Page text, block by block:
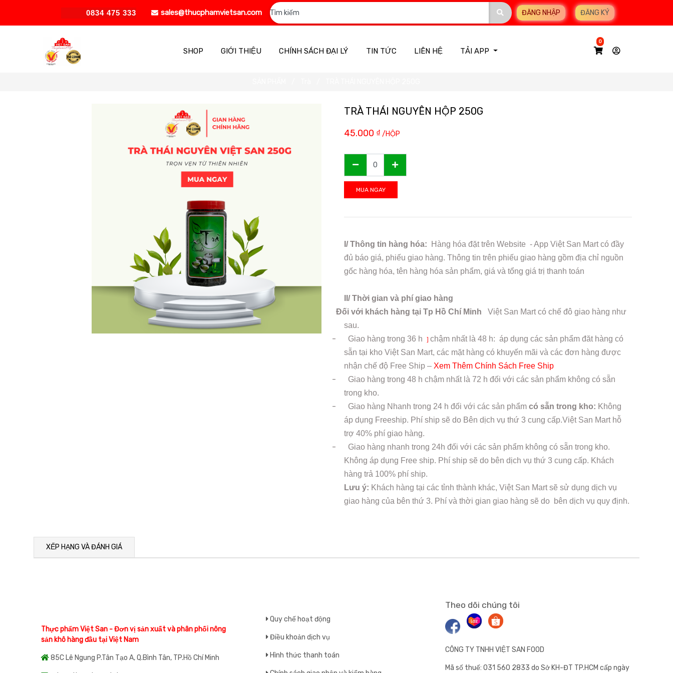
0834 475 333 sales@thucphamvietsan.com ĐĂNG NHẬP ĐĂNG KÝ
SHOP GIỚI THIỆU CHÍNH SÁCH ĐẠI LÝ TIN TỨC LIÊN HỆ TẢI APP
0
TRÀ THÁI NGUYÊN HỘP 250G
45.000 ₫ /HỘP
MUA NGAY
I/ Thông tin hàng hóa:
Hàng hóa đặt trên Website - App Việt San Mart có đầy
đủ báo giá, phiếu giao hàng. Thông tin trên phiếu giao hàng gồm địa chỉ nguồn
gốc hàng hóa, tên hàng hóa sản phẩm, giá và tổng giá trị thanh toán
II/ Thời gian và phí giao hàng
Đối với khách hàng tại Tp Hồ Chí Minh
Việt San Mart có chế đô giao hàng như
sau.
- Giao hàng trong 36 h
chậm nhất là 48 h: áp dụng các sản phẩm đăt hàng có
sẵn tại kho Việt San Mart, các mặt hàng có khuyến mãi và các đơn hàng được
nhận chế độ Free Ship – Xem Thêm Chính Sách Free Ship
-
Giao hàng trong 48 h chậm nhất là 72 h đối với các sản phẩm không có sẵn
trong kho.
- Giao hàng Nhanh trong 24 h đối với các sản phẩm có sẵn trong kho: Không
áp dụng Freeship. Phí ship sẽ do Bên dịch vụ thứ 3 cung cấp.Việt San Mart hỗ
trợ 40% phí giao hàng.
-
Giao hàng nhanh trong 24h đối với các sản phẩm không có sẵn trong kho.
Không áp dụng Free ship. Phí ship sẽ do bên dịch vụ thứ 3 cung cấp. Khách
hàng trả 100% phí ship.
Lưu ý: Khách hàng tại các tỉnh thành khác, Việt San Mart sẽ sử dụng dịch vụ
giao hàng của bên thứ 3. Phí và thời gian giao hàng sẽ do bên dịch vụ quy định.
XẾP HẠNG VÀ ĐÁNH GIÁ
Thực phẩm Việt San - Đơn vị sản xuất và phân phối nông
sản khô hàng đầu tại Việt Nam
85C Lê Ngung P.Tân Tạo A, Q.Bình Tân, TP.Hồ Chí Minh
Quy chế hoạt động
Điều khoản dịch vụ
Hình thức thanh toán
Theo dõi chúng tôi
CÔNG TY TNHH VIỆT SAN FOOD
Mã số thuế: 031 560 2833 do Sở KH-ĐT TP.HCM cấp ngày